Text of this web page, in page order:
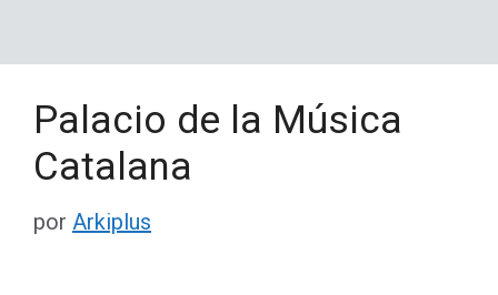
Palacio de la Música
Catalana
por Arkiplus